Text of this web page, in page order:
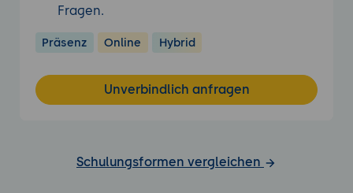
Fragen.
Präsenz Online Hybrid
Unverbindlich anfragen
Schulungsformen vergleichen